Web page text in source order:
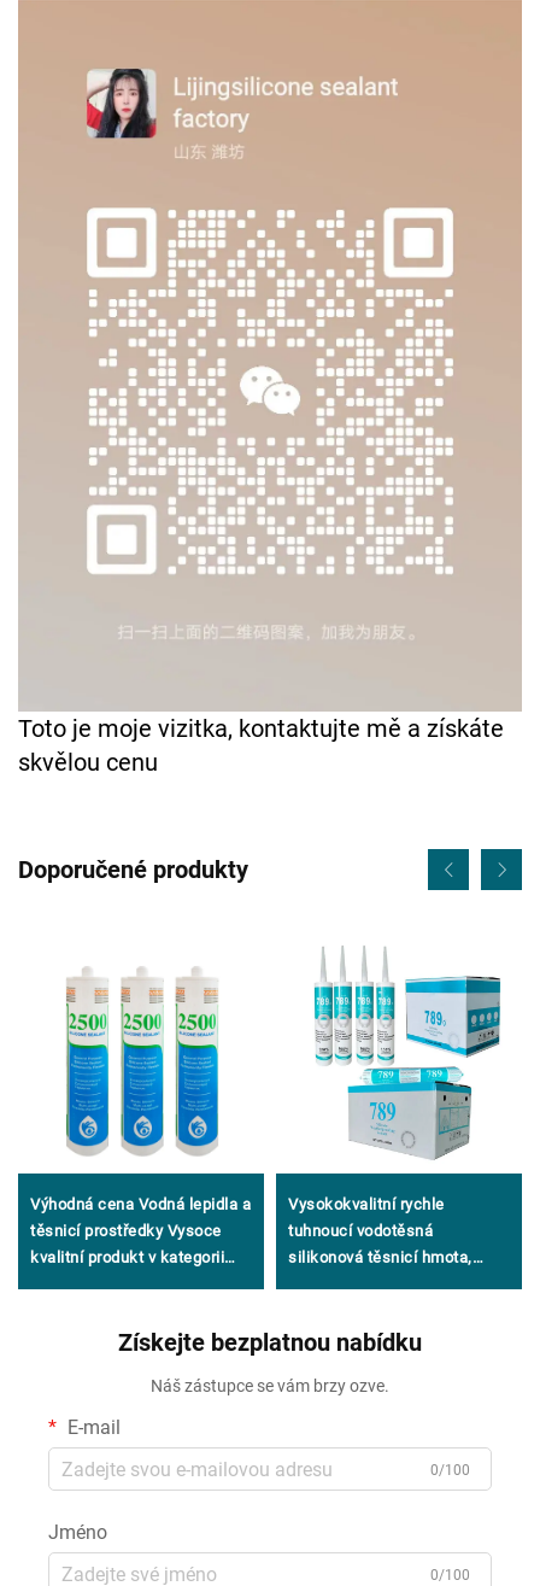
Toto je moje vizitka, kontaktujte mě a získáte
skvělou cenu
Doporučené produkty
Výhodná cena Vodná lepidla a
těsnicí prostředky Vysoce
kvalitní produkt v kategorii
Vysokokvalitní rychle
tuhnoucí vodotěsná
silikonová těsnicí hmota,
hmota
Získejte bezplatnou nabídku
Náš zástupce se vám brzy ozve.
E-mail
0/100
Jméno
0/100